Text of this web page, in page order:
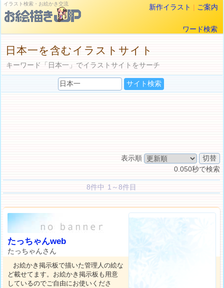
イラスト検索・お絵かき交流 新作イラスト | ご案内
ワード検索
日本一を含むイラストサイト
キーワード「日本一」でイラストサイトをサーチ
表示順
0.050秒で検索
8件中 1～8件目
たっちゃんweb
たっちゃんさん
お絵かき掲示板で描いた管理人の絵な
ど載せてます。お絵かき掲示板も用意
しているのでご自由にお使いくださ